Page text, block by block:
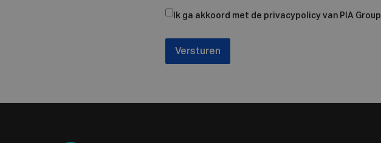
Ik ga akkoord met de privacypolicy van PIA Group
Versturen